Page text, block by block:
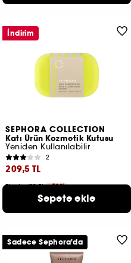
SEPHORA COLLECTION
Katı Ürün Kozmetik Kutusu
Yeniden Kullanılabilir
2
209,5 TL
Fiyat : 419 TL -50%
Sepete ekle
İndirim
Sadece Sephora'da